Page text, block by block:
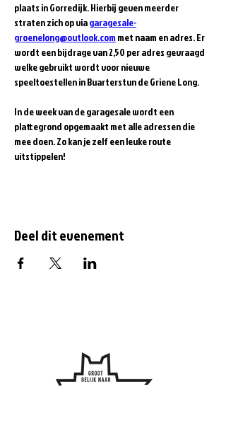
plaats in Gorredijk. Hierbij geven meerder
straten zich op via garagesale-
groenelong@outlook.com met naam en adres. Er
wordt een bijdrage van 2,50 per adres gevraagd
welke gebruikt wordt voor nieuwe
speeltoestellen in Buarterstun de Griene Long.
In de week van de garagesale wordt een
plattegrond opgemaakt met alle adressen die
mee doen. Zo kan je zelf een leuke route
uitstippelen!
Deel dit evenement